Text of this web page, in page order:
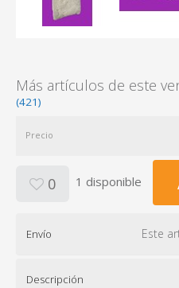
Más artículos de este
(421)
Precio
0 1 disponible
Envío Este
Descripción